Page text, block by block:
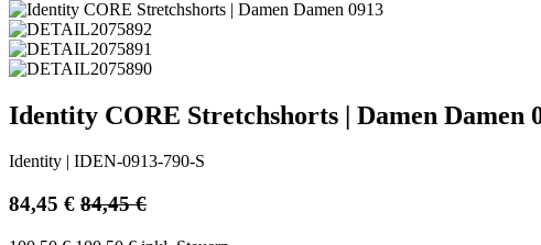
Identity CORE Stretchshorts | Damen Damen
Identity IDEN-0913-790-S
84,45 € 84,45€